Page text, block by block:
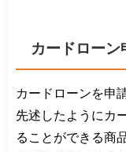
カードローン
カードローンを申
先述したようにカ
ることができる商